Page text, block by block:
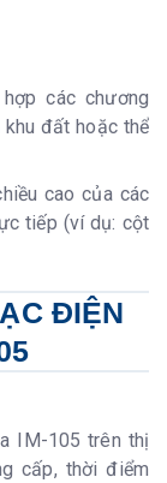
các chương
khu đất hoặc thể
cao của các
tiếp (ví dụ: cột
ĐIỆN
IM-105 trên thị
cấp, thời điểm